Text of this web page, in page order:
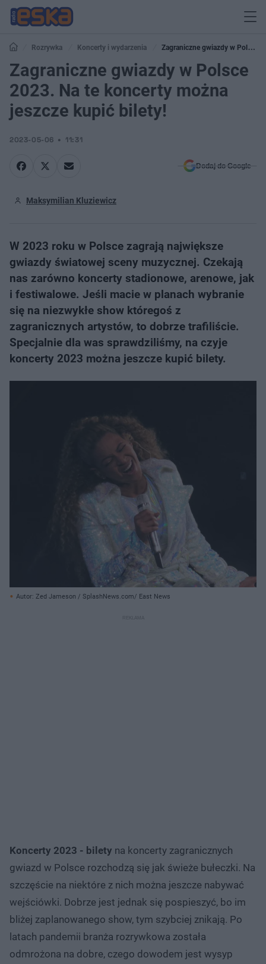
Rozrywka Koncerty i wydarzenia
Zagraniczne gwiazdy w Polsce
2023. Na te koncerty można jeszcze kupić bilety!
Zagraniczne gwiazdy w Polsce
2023. Na te koncerty można
jeszcze kupić bilety!
2023-05-06 11:31
Dodaj do Google
Maksymilian Kluziewicz
W 2023 roku w Polsce zagrają największe
gwiazdy światowej sceny muzycznej. Czekają
nas zarówno koncerty stadionowe, arenowe, jak
i festiwalowe. Jeśli macie w planach wybranie
się na niezwykłe show któregoś z
zagranicznych artystów, to dobrze trafiliście.
Specjalnie dla was sprawdziliśmy, na czyje
koncerty 2023 można jeszcze kupić bilety.
Autor: Zed Jameson / SplashNews.com/ East News
Koncerty 2023 - bilety na koncerty zagranicznych
gwiazd w Polsce rozchodzą się jak świeże bułeczki. Na
szczęście na niektóre z nich można jeszcze nabywać
wejściówki. Dobrze jest jednak się pospieszyć, bo im
bliżej zaplanowanego show, tym szybciej znikają. Po
latach pandemii branża rozrywkowa została
odmrożona na dobre, czego dowodem jest wysyp